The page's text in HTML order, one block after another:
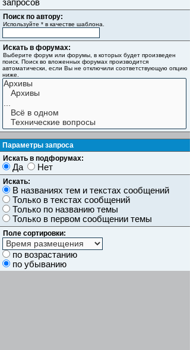
запросов
Поиск по автору:
Используйте * в качестве шаблона.
Искать в форумах:
Выберите форум или форумы, в которых будет произведен
поиск. Поиск во вложенных форумах производится
автоматически, если Вы не отключили соответствующую опцию
ниже.
Параметры запроса
Искать в подфорумах:
Да Нет
Искать:
В названиях тем и текстах сообщений
Только в текстах сообщений
Только по названию темы
Только в первом сообщении темы
Поле сортировки:
по возрастанию
по убыванию